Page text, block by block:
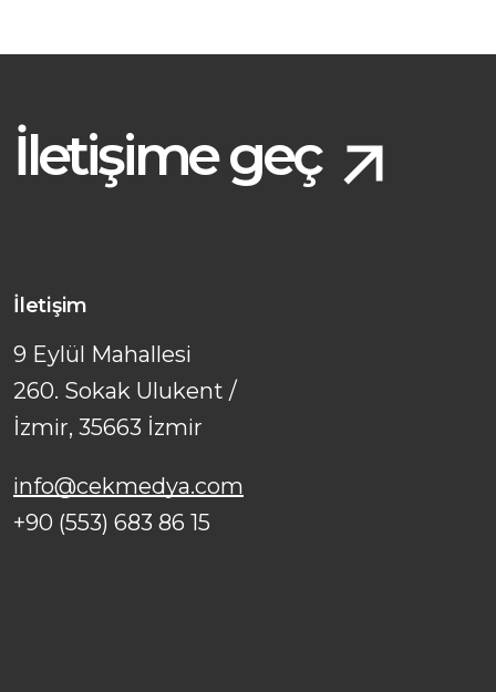
İletişime geç
İletişim
9 Eylül Mahallesi
260. Sokak Ulukent /
İzmir, 35663 İzmir
info@cekmedya.com
+90 (553) 683 86 15